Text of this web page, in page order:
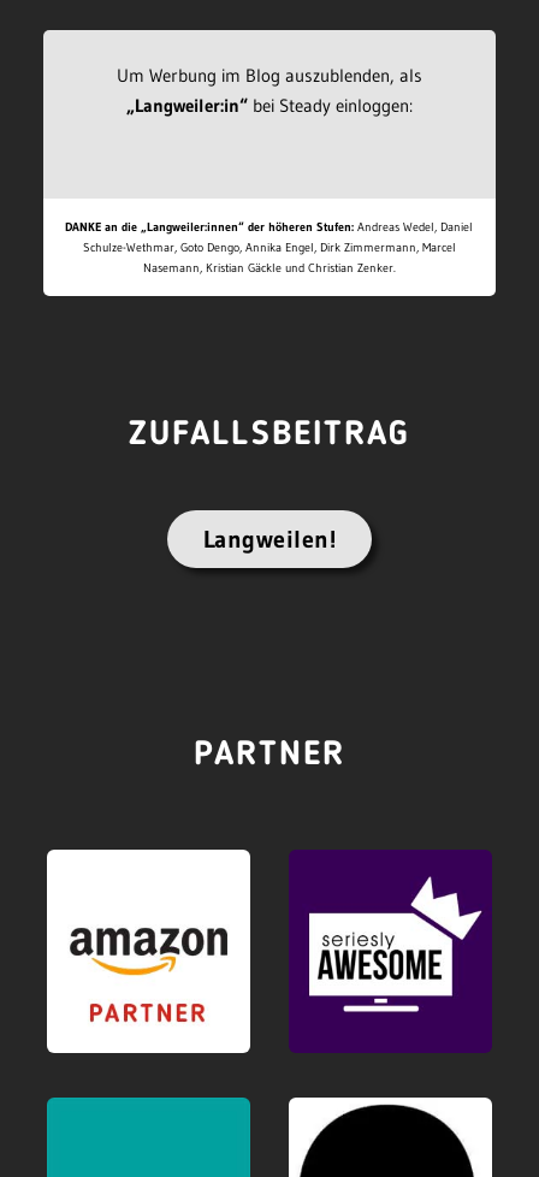
Um Werbung im Blog auszublenden, als
„Langweiler:in“bei Steady einloggen:
DANKE an die „Langweiler:innen“ der höheren Stufen: Andreas Wedel, Daniel
Schulze-Wethmar, Goto Dengo, Annika Engel, Dirk Zimmermann, Marcel
Nasemann, Kristian Gäckle und Christian Zenker.
ZUFALLSBEITRAG
Langweilen!
PARTNER